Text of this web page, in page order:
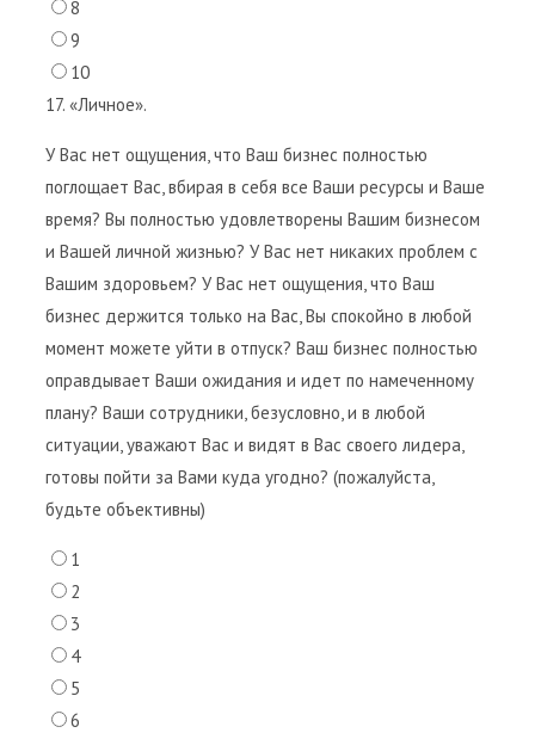
8
9
10
17. «Личное».
У Вас нет ощущения, что Ваш бизнес полностью
поглощает Вас, вбирая в себя все Ваши ресурсы и Ваше
время? Вы полностью удовлетворены Вашим бизнесом
и Вашей личной жизнью? У Вас нет никаких проблем с
Вашим здоровьем? У Вас нет ощущения, что Ваш
бизнес держится только на Вас, Вы спокойно в любой
момент можете уйти в отпуск? Ваш бизнес полностью
оправдывает Ваши ожидания и идет по намеченному
плану? Ваши сотрудники, безусловно, и в любой
ситуации, уважают Вас и видят в Вас своего лидера,
готовы пойти за Вами куда угодно? (пожалуйста,
будьте объективны)
1
2
3
4
5
6